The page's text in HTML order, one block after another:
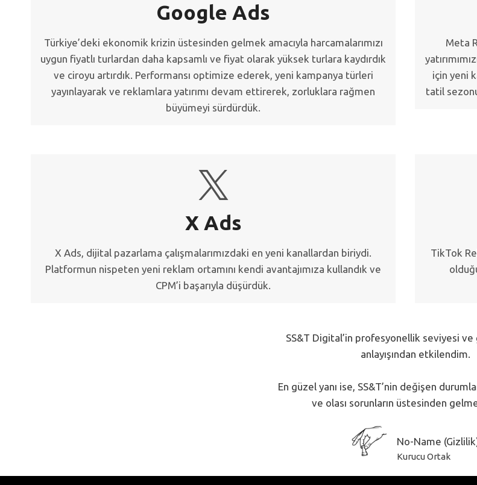
Google Ads
Türkiye’deki ekonomik krizin üstesinden gelmek amacıyla harcamalarımızı
uygun fiyatlı turlardan daha kapsamlı ve fiyat olarak yüksek turlara kaydırdık
ve ciroyu artırdık. Performansı optimize ederek, yeni kampanya türleri
yayınlayarak ve reklamlara yatırımı devam ettirerek, zorluklara rağmen
büyümeyi sürdürdük.
Meta
için yeni
tatil
X Ads
X Ads, dijital pazarlama çalışmalarımızdaki en yeni kanallardan biriydi.
Platformun nispeten yeni reklam ortamını kendi avantajımıza kullandık ve
CPM’i başarıyla düşürdük.
TikTok
SS&T Digital’in profesyonellik seviyesi ve
anlayışından etkilendim.
En güzel yanı ise, SS&T’nin değişen
ve olası sorunların üstesinden
No-Name
Kurucu Ortak